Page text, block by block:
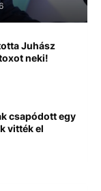
Juhász
neki!
csapódott egy
vitték el